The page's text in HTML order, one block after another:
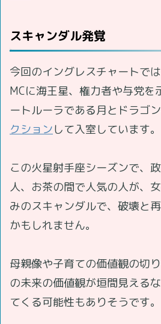
スキャンダル発覚
今回のイングレスチャートで
MCに海王星、権力者や与党を
ートルーラである月とドラゴ
クションして入室しています。
この火星射手座シーズンで、
人、お茶の間で人気の人が、
みのスキャンダルで、破壊と
かもしれません。
母親像や子育ての価値観の切
の未来の価値観が垣間見える
てくる可能性もありそうです。